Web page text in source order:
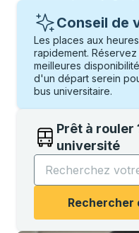
Conseil de
Les places aux
rapidement.
meilleures
d'un départ serein
bus universitaire.
Prêt à rouler
université
Commencez à
Rechercher